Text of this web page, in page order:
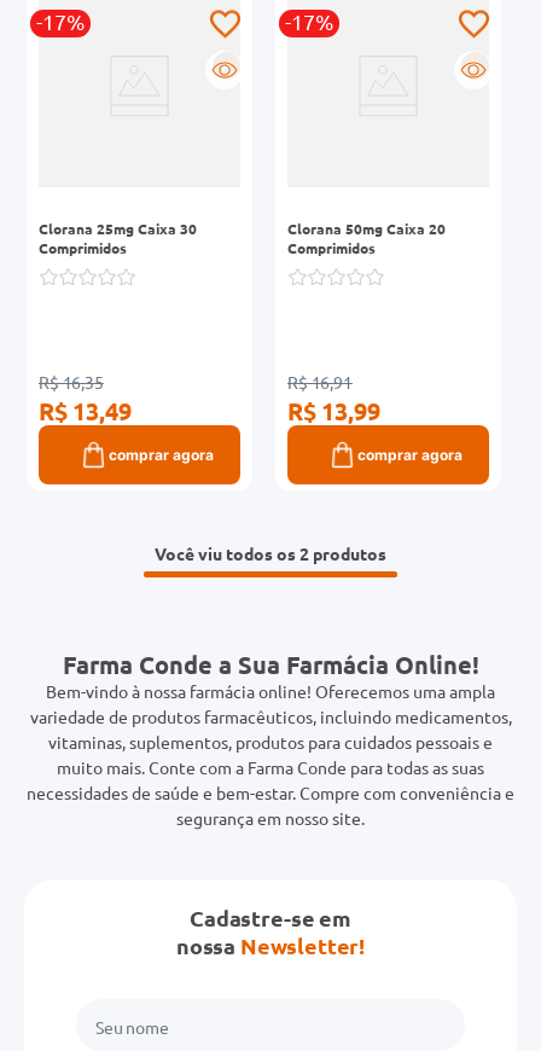
-17%
R
Clorana 25mg Caixa 30
Comprimidos
R$ 16,35
R$ 13,49
comprar agora
-17%
R
Clorana 50mg Caixa 20
Comprimidos
R$ 16,91
R$ 13,99
comprar agora
Você viu todos os 2
Farma Conde a Sua Farmácia Online!
Bem-vindo à nossa farmácia online! Oferecemos uma ampla
variedade de produtos farmacêuticos, incluindo medicamentos,
vitaminas, suplementos, produtos para cuidados pessoais e
muito mais. Conte com a Farma Conde para todas as suas
necessidades de saúde e bem-estar. Compre com conveniência e
segurança em nosso site.
Cadastre-se em
nossa Newsletter!